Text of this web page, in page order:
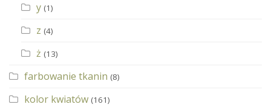
y (1)
z (4)
ż (13)
farbowanie tkanin (8)
kolor kwiatów (161)